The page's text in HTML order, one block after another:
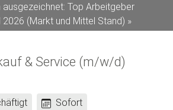
ausgezeichnet: Top Arbeitgeber
2026 (Markt und Mittel Stand) »
& Service (m/w/d)
Frühestes
Sofort